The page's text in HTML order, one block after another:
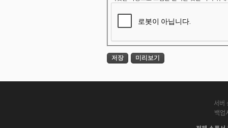
서버
백업